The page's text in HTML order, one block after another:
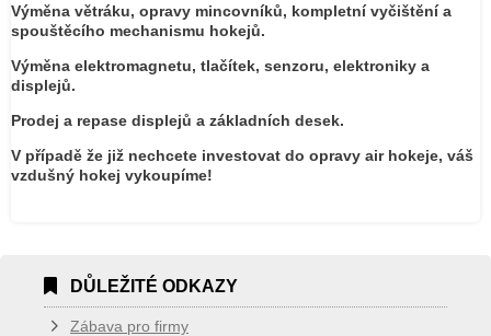
Výměna větráku, opravy mincovníků, kompletní vyčištění a
spouštěcího mechanismu hokejů.
Výměna elektromagnetu, tlačítek, senzoru, elektroniky a
displejů.
Prodej a repase displejů a základních desek.
V případě že již nechcete investovat do opravy air hokeje, váš
vzdušný hokej vykoupíme!
DŮLEŽITÉ ODKAZY
Zábava pro firmy